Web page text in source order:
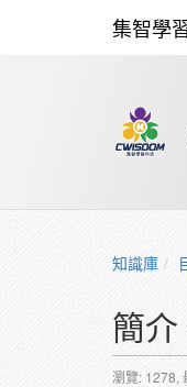
集智學
知識庫
簡
瀏覽: 1278,